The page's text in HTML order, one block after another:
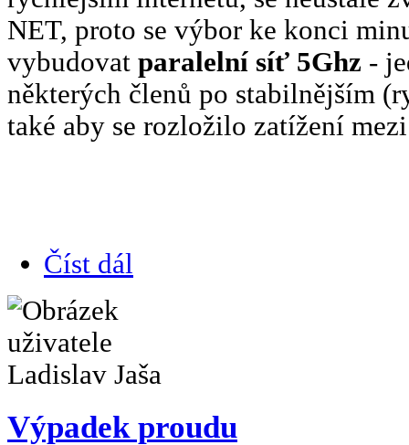
NET, proto se výbor ke konci
vybudovat paralelní síť 5Ghz -
některých členů po stabilnějším
také aby se rozložilo zatížení
Číst dál
Výpadek proudu